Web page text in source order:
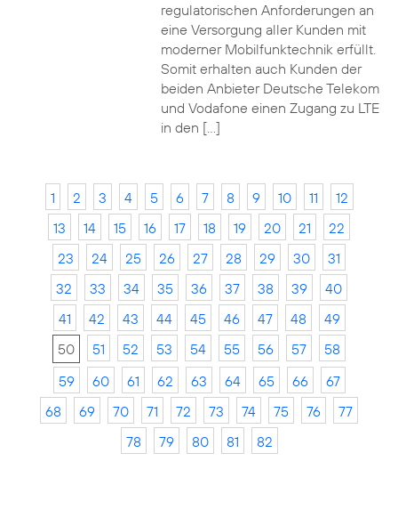
regulatorischen Anforderungen an
eine Versorgung aller Kunden mit
moderner Mobilfunktechnik erfüllt.
Somit erhalten auch Kunden der
beiden Anbieter Deutsche Telekom
und Vodafone einen Zugang zu LTE
in den […]
1 2 3 4 5 6 7 8 9 10 11
12
13
14 15 16 17 18 19 20 21
22
23
24 25 26 27 28 29 30
31
32
33 34 35 36 37 38 39
40
41
42 43 44 45 46 47 48
49
50
51 52 53 54 55 56 57
58
59
60 61 62 63 64 65 66
67
68
69 70 71 72 73 74 75 76
77
78
79 80 81 82